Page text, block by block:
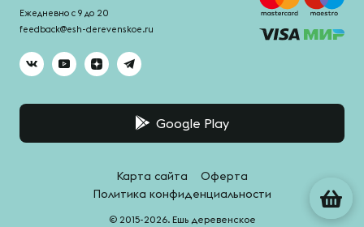
Ежедневно с 9 до 20
feedback@esh-derevenskoe.ru
Google Play
© 2015-2026. Ешь деревенское
Карта сайта
Оферта
Политика конфиденциальности